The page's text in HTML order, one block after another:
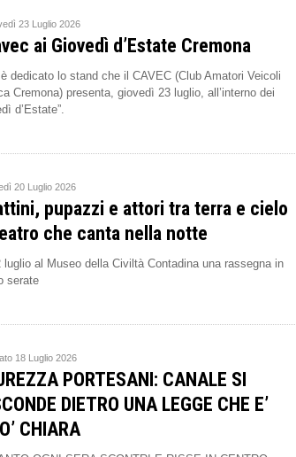
23 Luglio 2026
ai Giovedì d’Estate Cremona
dedicato lo stand che il CAVEC (Club Amatori Veicoli
Cremona) presenta, giovedì 23 luglio, all’interno dei
d’Estate”.
20 Luglio 2026
pupazzi e attori tra terra e cielo
che canta nella notte
luglio al Museo della Civiltà Contadina una rassegna in
serate
18 Luglio 2026
PORTESANI: CANALE SI
DIETRO UNA LEGGE CHE E’
CHIARA